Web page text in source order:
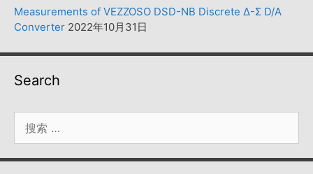
Measurements of VEZZOSO DSD-NB Discrete Δ-Σ D/A
Converter 2022年10月31日
Search
索：